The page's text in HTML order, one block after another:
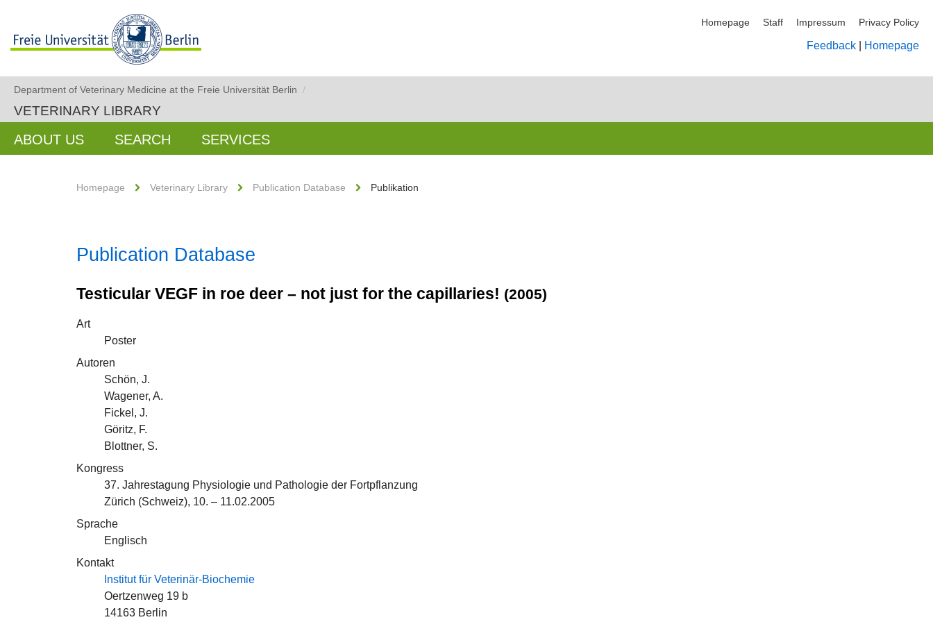
Homepage Staff Impressum Privacy Policy
Feedback Homepage
Department of Veterinary Medicine at the Freie Universität Berlin /
VETERINARY LIBRARY
ABOUT US SEARCH SERVICES
Homepage Veterinary Library Publication Database Publikation
Publication Database
Testicular VEGF in roe deer – not just for the capillaries! (2005)
Art
Poster
Autoren
Schön, J.
Wagener, A.
Fickel, J.
Göritz, F.
Blottner, S.
Kongress
37. Jahrestagung Physiologie und Pathologie der Fortpflanzung
Zürich (Schweiz), 10. – 11.02.2005
Sprache
Englisch
Kontakt
Institut für Veterinär-Biochemie
Oertzenweg 19 b
14163 Berlin